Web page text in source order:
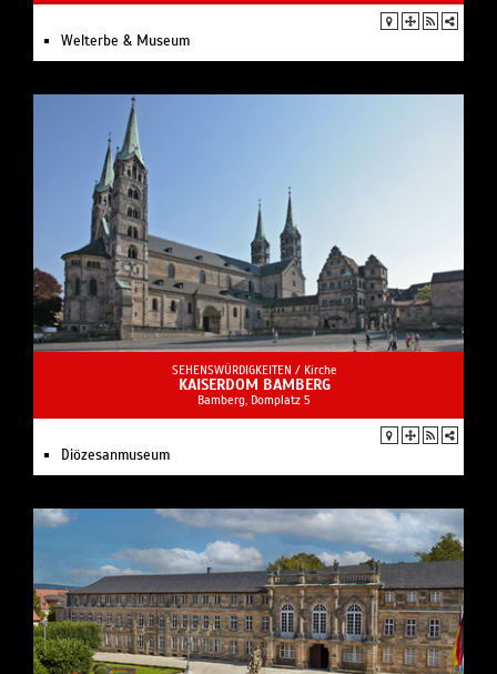
Welterbe & Museum
SEHENSWÜRDIGKEITEN / Kirche
KAISERDOM BAMBERG
Bamberg, Domplatz 5
Diözesanmuseum